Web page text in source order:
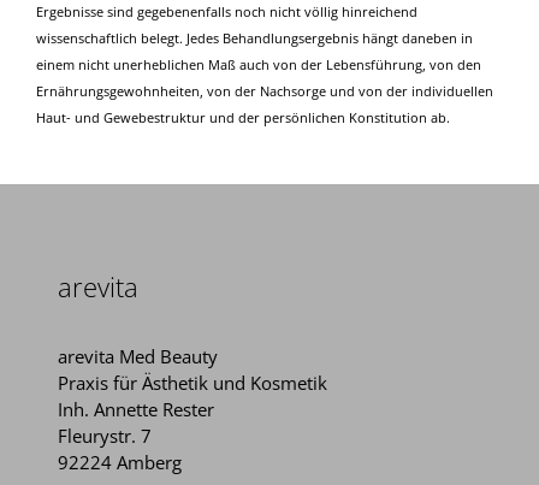
Ergebnisse sind gegebenenfalls noch nicht völlig hinreichend
wissenschaftlich belegt. Jedes Behandlungsergebnis hängt daneben in
einem nicht unerheblichen Maß auch von der Lebensführung, von den
Ernährungsgewohnheiten, von der Nachsorge und von der individuellen
Haut- und Gewebestruktur und der persönlichen Konstitution ab.
arevita
arevita Med Beauty
Praxis für Ästhetik und Kosmetik
Inh. Annette Rester
Fleurystr. 7
92224 Amberg